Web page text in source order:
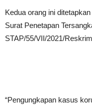
Kedua orang ini
Surat Penetapan
STAP/55/VII/2021/
“Pengungkapan kasus